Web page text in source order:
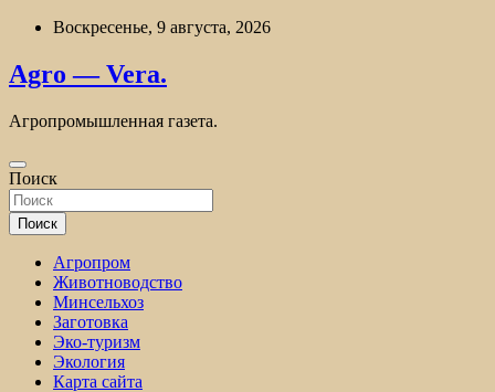
Перейти
содержимому
Воскресенье, 9 августа, 2026
Agro — Vera.
Агропромышленная газета.
Поиск
Поиск
Агропром
Животноводство
Минсельхоз
Заготовка
Эко-туризм
Экология
Карта сайта